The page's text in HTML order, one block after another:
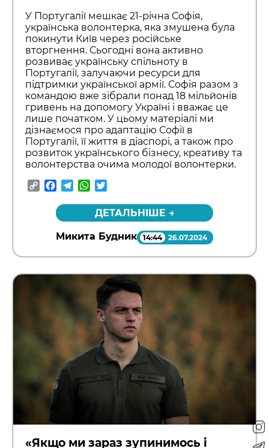
У Португалії мешкає 21-річна Софія,
українська волонтерка, яка змушена була
покинути Київ через російське
вторгнення. Сьогодні вона активно
розвиває українську спільноту в
Португалії, залучаючи ресурси для
підтримки української армії. Софія разом з
командою вже зібрали понад 18 мільйонів
гривень на допомогу Україні і вважає це
лише початком. У цьому матеріалі ми
дізнаємося про адаптацію Софії в
Португалії, її життя в діаспорі, а також про
розвиток українського бізнесу, креативу та
волонтерства очима молодої волонтерки.
CopyFacebook
TelegramWhatsApp
ДЕТАЛЬНІШЕ →
Микита Будник 14:44 26.07.2024
«Якщо ми зараз зупинимось і